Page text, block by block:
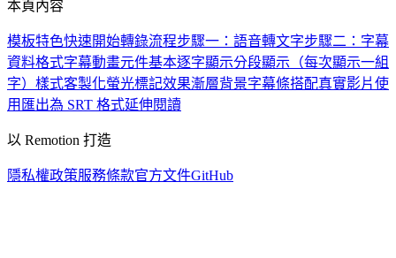
本頁內容
模板特色快速開始轉錄流程步驟一：語音轉文字步驟二：字幕
資料格式字幕動畫元件基本逐字顯示分段顯示（每次顯示一組
字） 樣式客製化螢光標記效果漸層背景字幕條搭配真實影片使
用 匯出為 SRT 格式延伸閱讀
以 Remotion 打造
隱私權政策服務條款官方文件GitHub